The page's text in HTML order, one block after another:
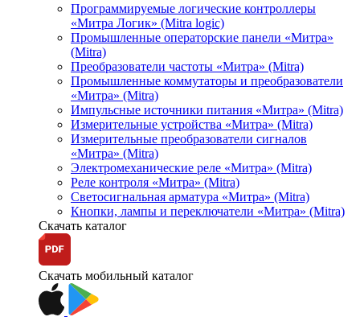
Программируемые логические контроллеры
«Митра Логик» (Mitra logic)
Промышленные операторские панели «Митра»
(Mitra)
Преобразователи частоты «Митра» (Mitra)
Промышленные коммутаторы и преобразователи
«Митра» (Mitra)
Импульсные источники питания «Митра» (Mitra)
Измерительные устройства «Митра» (Mitra)
Измерительные преобразователи сигналов
«Митра» (Mitra)
Электромеханические реле «Митра» (Mitra)
Реле контроля «Митра» (Mitra)
Светосигнальная арматура «Митра» (Mitra)
Кнопки, лампы и переключатели «Митра» (Mitra)
Скачать каталог
Скачать мобильный каталог